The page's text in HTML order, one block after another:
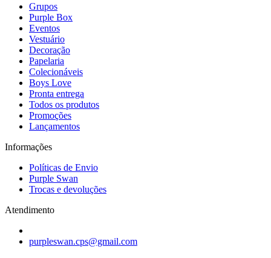
Grupos
Purple Box
Eventos
Vestuário
Decoração
Papelaria
Colecionáveis
Boys Love
Pronta entrega
Todos os produtos
Promoções
Lançamentos
Informações
Políticas de Envio
Purple Swan
Trocas e devoluções
Atendimento
purpleswan.cps@gmail.com